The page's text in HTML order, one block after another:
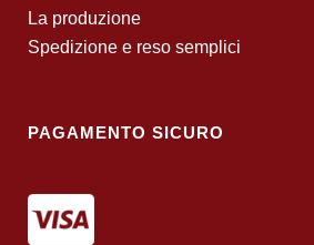
La produzione
Spedizione e reso semplici
PAGAMENTO SICURO